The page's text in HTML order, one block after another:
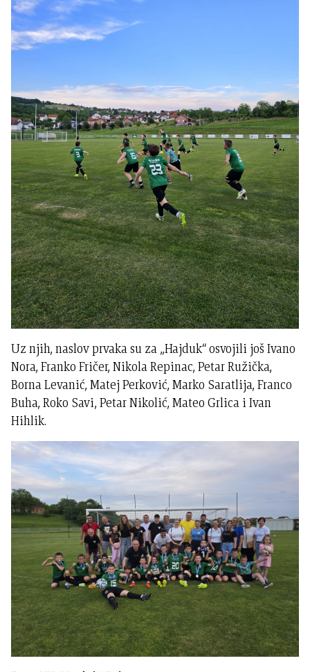
Uz njih, naslov prvaka su za „Hajduk“ osvojili još Ivano
Nora, Franko Fričer, Nikola Repinac, Petar Ružička,
Borna Levanić, Matej Perković, Marko Saratlija, Franco
Buha, Roko Savi, Petar Nikolić, Mateo Grlica i Ivan
Hihlik.